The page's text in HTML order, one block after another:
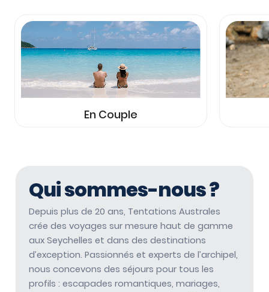
En Couple
Qui sommes-nous ?
Depuis plus de 20 ans, Tentations Australes
crée des voyages sur mesure haut de gamme
aux Seychelles et dans des destinations
d’exception. Passionnés et experts de l’archipel,
nous concevons des séjours pour tous les
profils : escapades romantiques, mariages,